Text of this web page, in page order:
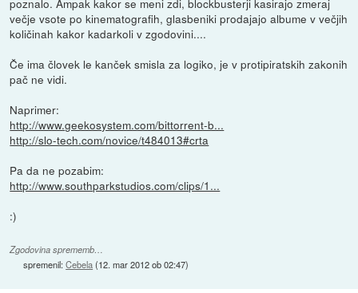
poznalo. Ampak kakor se meni zdi, blockbusterji kasirajo zmeraj
večje vsote po kinematografih, glasbeniki prodajajo albume v večjih
količinah kakor kadarkoli v zgodovini....
Če ima človek le kanček smisla za logiko, je v protipiratskih zakonih
pač ne vidi.
Naprimer:
http://www.geekosystem.com/bittorrent-b...
http://slo-tech.com/novice/t484013#crta
Pa da ne pozabim:
http://www.southparkstudios.com/clips/1...
:)
Zgodovina sprememb…
spremenil:Cebela(12. mar 2012 ob 02:47)